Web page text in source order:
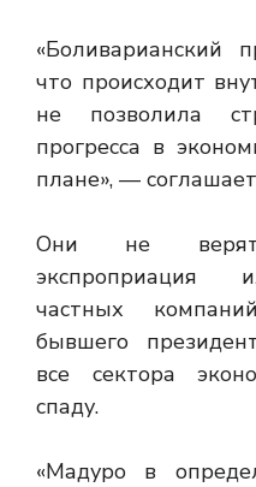
«Боливарианский
что происходит
не позволила
прогресса в
плане», —
Они не
экспроприация
частных
бывшего
все сектора
спаду.
«Мадуро в